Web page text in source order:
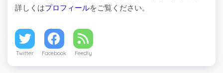
詳しくはプロフィールをご覧ください。
Twitter Facebook Feedly